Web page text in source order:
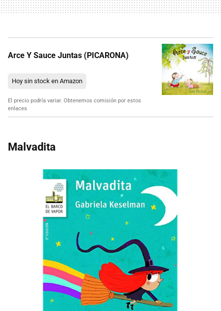
Arce Y Sauce Juntas (PICARONA)
Hoy sin stock en Amazon
El precio podría variar. Obtenemos comisión por estos
enlaces
Malvadita